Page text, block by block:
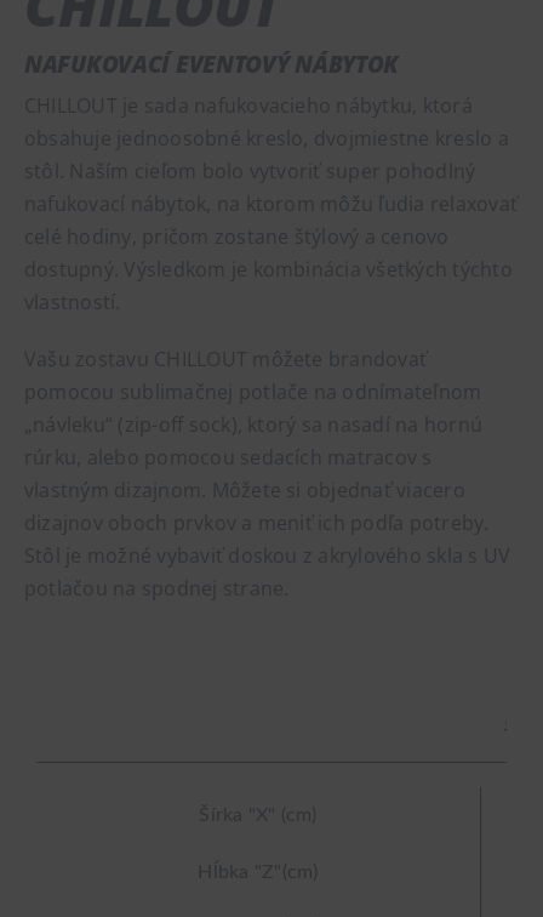
NAFUKOVACÍ EVENTOVÝ NÁBYTOK
CHILLOUT je sada nafukovacieho nábytku, ktorá
obsahuje jednoosobné kreslo, dvojmiestne kreslo a
stôl. Naším cieľom bolo vytvoriť super pohodlný
nafukovací nábytok, na ktorom môžu ľudia relaxovať
celé hodiny, pričom zostane štýlový a cenovo
dostupný. Výsledkom je kombinácia všetkých týchto
vlastností.
Vašu zostavu CHILLOUT môžete brandovať
pomocou sublimačnej potlače na odnímateľnom
„návleku“ (zip-off sock), ktorý sa nasadí na hornú
rúrku, alebo pomocou sedacích matracov s
vlastným dizajnom. Môžete si objednať viacero
dizajnov oboch prvkov a meniť ich podľa potreby.
Stôl je možné vybaviť doskou z akrylového skla s UV
potlačou na spodnej strane.
Šírka "X" (cm)
Hĺbka "Z"(cm)